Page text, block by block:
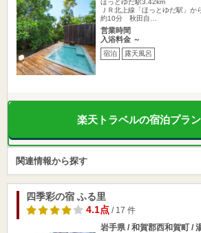
ＪＲ北上線「ほっとゆだ駅」
約10分 秋田自…
営業時間
入浴料金 ～
宿泊 露天風呂
楽天トラベルの宿泊プラ
関連情報から探す
四季彩の宿 ふる里
4.1点/ 17 件
岩手県 / 和賀郡西和賀町 /